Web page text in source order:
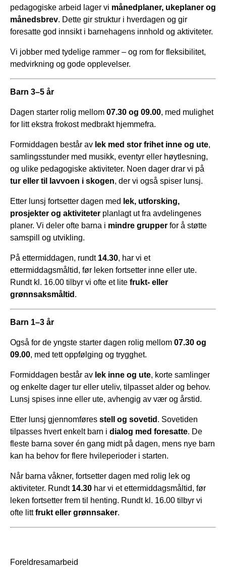
pedagogiske arbeid lager vi månedplaner, ukeplaner og
månedsbrev. Dette gir struktur i hverdagen og gir
foresatte god innsikt i barnehagens innhold og aktiviteter.
Vi jobber med tydelige rammer – og rom for fleksibilitet,
medvirkning og gode opplevelser.
Barn 3–5 år
Dagen starter rolig mellom 07.30 og 09.00, med mulighet
for litt ekstra frokost medbrakt hjemmefra.
Formiddagen består av lek med stor frihet inne og ute,
samlingsstunder med musikk, eventyr eller høytlesning,
og ulike pedagogiske aktiviteter. Noen dager drar vi på
tur eller til lavvoen i skogen, der vi også spiser lunsj.
Etter lunsj fortsetter dagen med lek, utforsking,
prosjekter og aktiviteter planlagt ut fra avdelingenes
planer. Vi deler ofte barna i mindre grupper for å støtte
samspill og utvikling.
På ettermiddagen, rundt 14.30, har vi et
ettermiddagsmåltid, før leken fortsetter inne eller ute.
Rundt kl. 16.00 tilbyr vi ofte et lite frukt‑ eller
grønnsaksmåltid .
Barn 1–3 år
Også for de yngste starter dagen rolig mellom 07.30 og
09.00, med tett oppfølging og trygghet.
Formiddagen består av lek inne og ute, korte samlinger
og enkelte dager tur eller uteliv, tilpasset alder og behov.
Lunsj spises inne eller ute, avhengig av vær og årstid.
Etter lunsj gjennomføres stell og sovetid . Sovetiden
tilpasses hvert enkelt barn i dialog med foresatte. De
fleste barna sover én gang midt på dagen, mens nye barn
kan ha behov for flere hvileperioder i starten.
Når barna våkner, fortsetter dagen med rolig lek og
aktiviteter. Rundt 14.30 har vi et ettermiddagsmåltid, før
leken fortsetter frem til henting. Rundt kl. 16.00 tilbyr vi
ofte littfrukt eller grønnsaker.
Foreldresamarbeid